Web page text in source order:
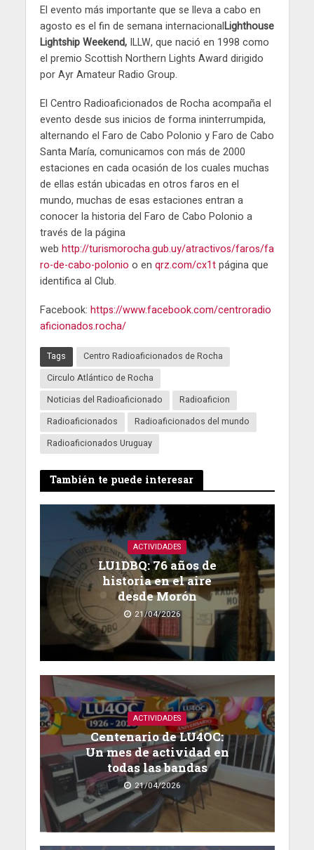
El evento más importante que se lleva a cabo en
agosto es el fin de semana internacionalLighthouse
Lightship Weekend,ILLW, que nació en 1998 como
el premio Scottish Northern Lights Award dirigido
por Ayr Amateur Radio Group.
El Centro Radioaficionados de Rocha acompaña el
evento desde sus inicios de forma ininterrumpida,
alternando el Faro de Cabo Polonio y Faro de Cabo
Santa María, comunicamos con más de 2000
estaciones en cada ocasión de los cuales muchas
de ellas están ubicadas en otros faros en el
mundo, muchas de esas estaciones entran a
conocer la historia del Faro de Cabo Polonio a
través de la página
web http://turismorocha.gub.uy/atractivos/faros/fa
ro-de-cabo-polonio o en qrz.com/cx1tpágina que
identifica al Club.
Facebook: https://www.facebook.com/centroradio
aficionados.rocha/
Tags
Centro Radioaficionados de Rocha
Circulo Atlántico de Rocha
Noticias del Radioaficionado
Radioaficion
Radioaficionados
Radioaficionados del mundo
Radioaficionados Uruguay
También te puede interesar
ACTIVIDADES
LU1DBQ: 76 años de
historia en el aire
desde Morón
21/04/2026
ACTIVIDADES
Centenario de LU4OC:
Un mes de actividad en
todas las bandas
21/04/2026